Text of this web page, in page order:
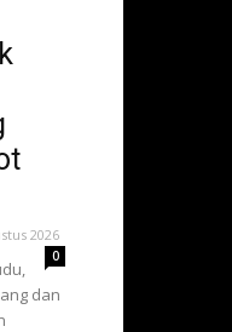
2026
0
dan